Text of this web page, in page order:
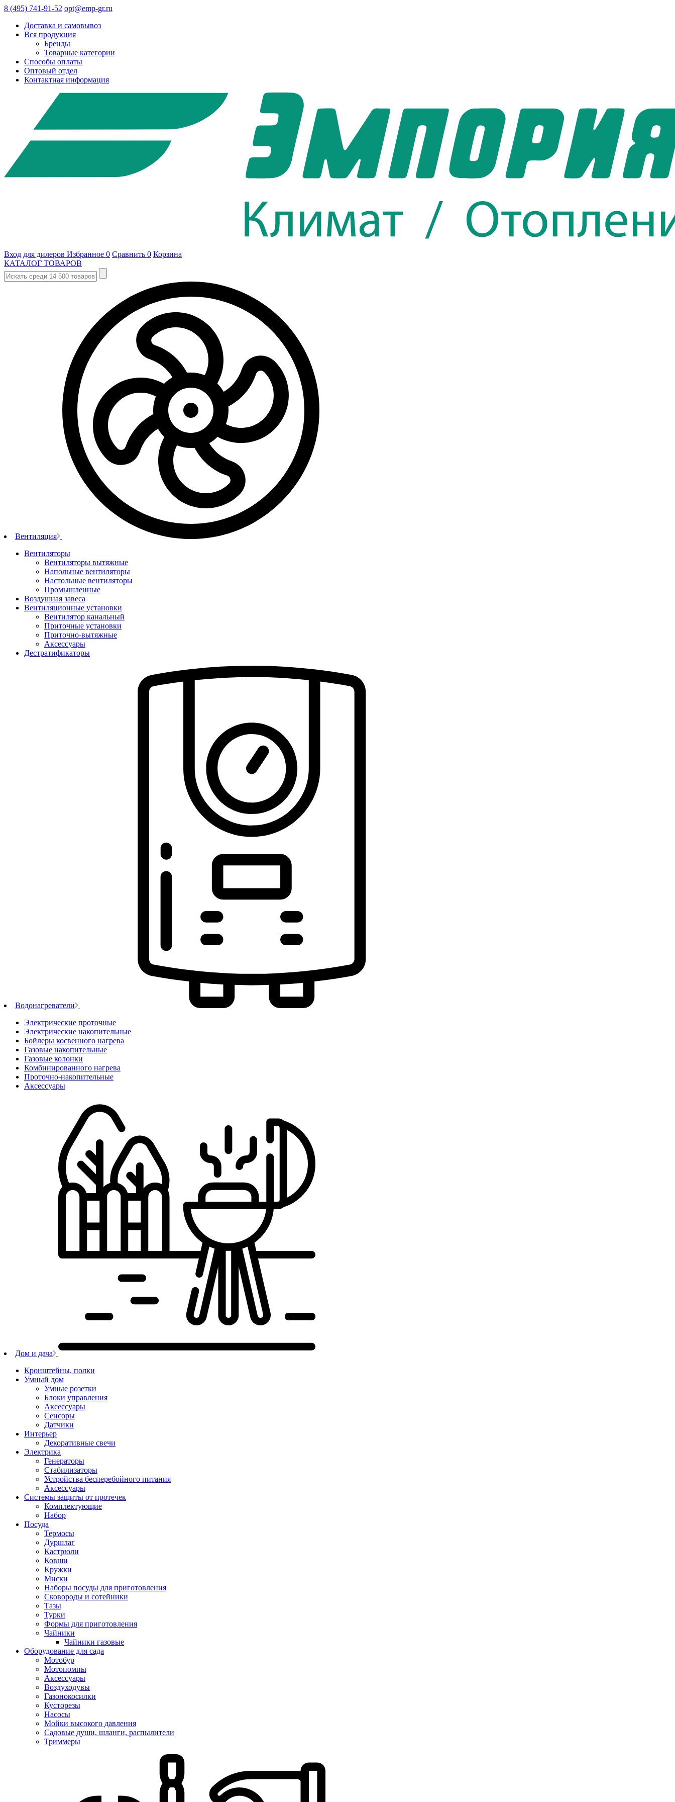
8 (495) 741-91-52 opt@emp-gr.ru
Доставка и самовывоз
Вся продукция
Бренды
Товарные категории
Способы оплаты
Оптовый отдел
Контактная информация
Вход для дилеров Избранное 0 Сравнить 0 Корзина
КАТАЛОГ ТОВАРОВ
Вентиляция
Вентиляторы
Вентиляторы вытяжные
Напольные вентиляторы
Настольные вентиляторы
Промышленные
Воздушная завеса
Вентиляционные установки
Вентилятор канальный
Приточные установки
Приточно-вытяжные
Аксессуары
Дестратификаторы
Водонагреватели
Электрические проточные
Электрические накопительные
Бойлеры косвенного нагрева
Газовые накопительные
Газовые колонки
Комбинированного нагрева
Проточно-накопительные
Аксессуары
Дом и дача
Кронштейны, полки
Умный дом
Умные розетки
Блоки управления
Аксессуары
Сенсоры
Датчики
Интерьер
Декоративные свечи
Электрика
Генераторы
Стабилизаторы
Устройства бесперебойного питания
Аксессуары
Системы защиты от протечек
Комплектующие
Набор
Посуда
Термосы
Дуршлаг
Кастрюли
Ковши
Кружки
Миски
Наборы посуды для приготовления
Сковороды и сотейники
Тазы
Турки
Формы для приготовления
Чайники
Чайники газовые
Оборудование для сада
Мотобур
Мотопомпы
Аксессуары
Воздуходувы
Газонокосилки
Кусторезы
Насосы
Мойки высокого давления
Садовые души, шланги, распылители
Триммеры